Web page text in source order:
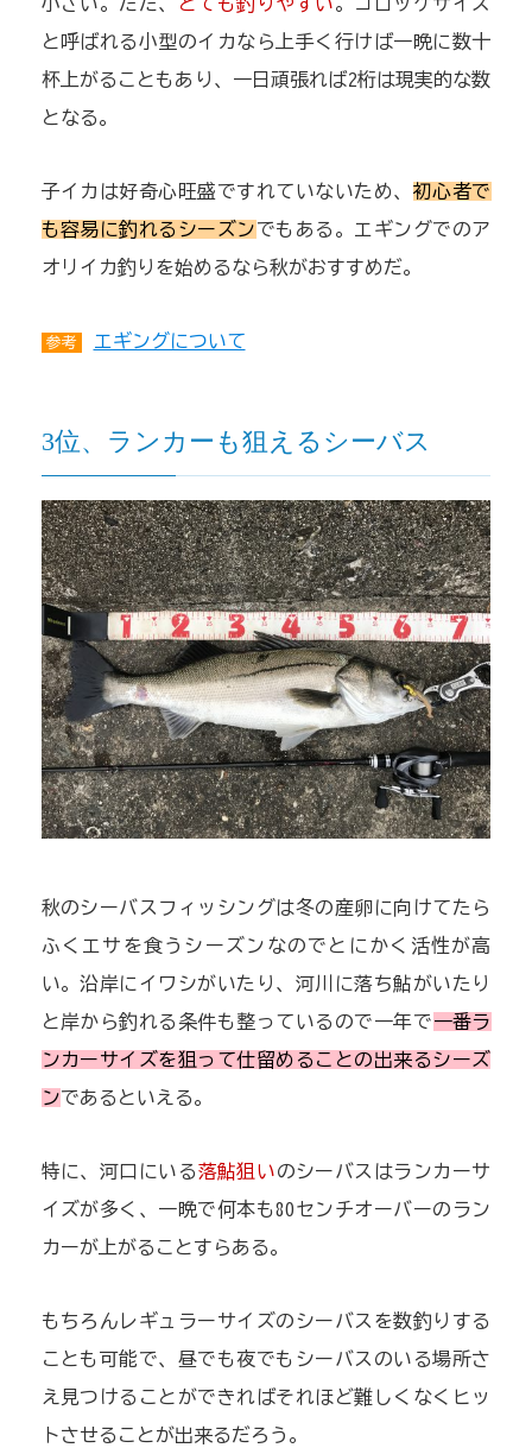
小さい。ただ、 とても釣りやすい。コロッケサイズ
と呼ばれる小型のイカなら上手く行けば一晩に数十
杯上がることもあり、一日頑張れば2桁は現実的な数
となる。
子イカは好奇心旺盛ですれていないため、 初心者で
も容易に釣れるシーズンでもある。エギングでのア
オリイカ釣りを始めるなら秋がおすすめだ。
参考 エギングについて
3位、ランカーも狙えるシーバス
秋のシーバスフィッシングは冬の産卵に向けてたら
ふくエサを食うシーズンなのでとにかく活性が高
い。沿岸にイワシがいたり、河川に落ち鮎がいたり
と岸から釣れる条件も整っているので一年で一番ラ
ンカーサイズを狙って仕留めることの出来るシーズ
ンであるといえる。
特に、河口にいる落鮎狙いのシーバスはランカーサ
イズが多く、一晩で何本も80センチオーバーのラン
カーが上がることすらある。
もちろんレギュラーサイズのシーバスを数釣りする
ことも可能で、昼でも夜でもシーバスのいる場所さ
え見つけることができればそれほど難しくなくヒッ
トさせることが出来るだろう。